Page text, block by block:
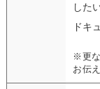
した
ドキ
※更
お伝